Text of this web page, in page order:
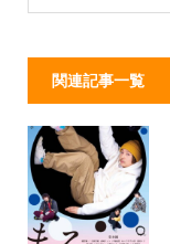
関連記事一覧